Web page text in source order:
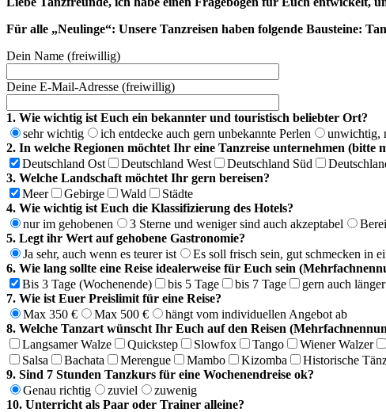
Für alle „Neulinge“: Unsere Tanzreisen haben folgende Bausteine:
Dein Name (freiwillig)
Deine E-Mail-Adresse (freiwillig)
1. Wie wichtig ist Euch ein bekannter und touristisch beliebter Ort?
sehr wichtig
ich entdecke auch gern unbekannte Perlen
unwichtig,
2. In welche Regionen möchtet Ihr eine Tanzreise unternehmen (bitte
Deutschland Ost
Deutschland West Deutschland Süd
3. Welche Landschaft möchtet Ihr gern bereisen?
Meer
Gebirge Wald
Städte
4. Wie wichtig ist Euch die Klassifizierung des Hotels?
nur im gehobenen
3 Sterne und weniger sind auch akzeptabel
5. Legt ihr Wert auf gehobene Gastronomie?
Ja sehr, auch wenn es teurer ist
Es soll frisch sein, gut schmecken in
6. Wie lang sollte eine Reise idealerweise für Euch sein
Bis 3 Tage (Wochenende)
bis 5 Tage bis 7 Tage
gern auch länger
7. Wie ist Euer Preislimit für eine Reise?
Max 350 €
Max 500 €
hängt vom individuellen Angebot ab
8. Welche Tanzart wünscht Ihr Euch auf den Reisen
Langsamer Walze
Quickstep Slowfox Tango Wiener Walzer
Salsa
Bachata Merengue Mambo Kizomba Historische
9. Sind 7 Stunden Tanzkurs für eine Wochenendreise ok?
Genau richtig
zuviel
zuwenig
10. Unterricht als Paar oder Trainer alleine?